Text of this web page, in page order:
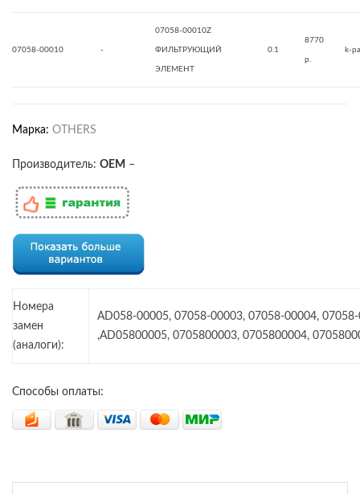
07058-00010 -
07058-00010Z
ФИЛЬТРУЮЩИЙ
ЭЛЕМЕНТ
0.1
8770
р.
k-
Марка: OTHERS
Производитель: OEM –
Номера
замен
(аналоги):
AD058-00005, 07058-00003, 07058-00004,
,AD05800005, 0705800003, 0705800004,
Способы оплаты: